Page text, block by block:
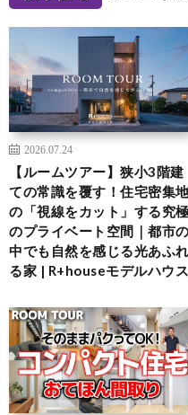
2026.07.24
【ルームツアー】狭小3階建
ての常識を覆す！住宅密集
の「視線をカット」する究極
のプライベート空間｜都市の
中でも自然を感じる光あふ
る家 | R+houseモデルハウス